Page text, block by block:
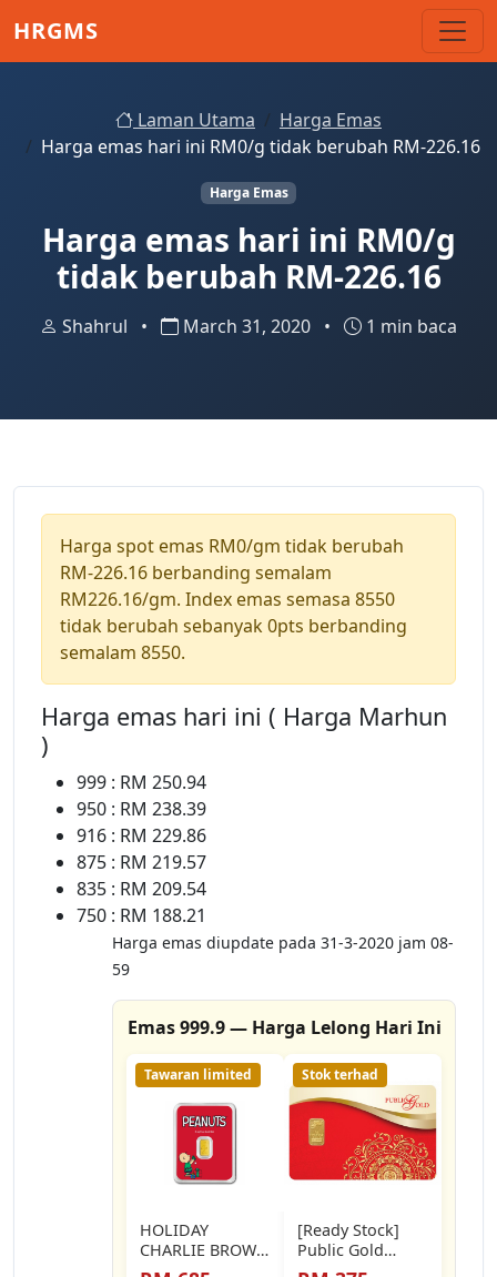
HRGMS
Laman Utama
Harga Emas
Harga emas hari ini RM0/g tidak berubah RM-226.16
Harga Emas
Harga emas hari ini RM0/g
tidak berubah RM-226.16
Shahrul • March 31, 2020 • 1 min baca
Harga spot emas RM0/gm tidak berubah
RM-226.16 berbanding semalam
RM226.16/gm. Index emas semasa 8550
tidak berubah sebanyak 0pts berbanding
semalam 8550.
Harga emas hari ini ( Harga Marhun
)
999 : RM 250.94
950 : RM 238.39
916 : RM 229.86
875 : RM 219.57
835 : RM 209.54
750 : RM 188.21
Harga emas diupdate pada 31-3-2020 jam 08-
59
Emas 999.9 — Harga Lelong Hari Ini
Tawaran limited
HOLIDAY
CHARLIE BROWN
& SNOOPY
Stok terhad
[Ready Stock]
Public Gold
LBMA Bullion Bar